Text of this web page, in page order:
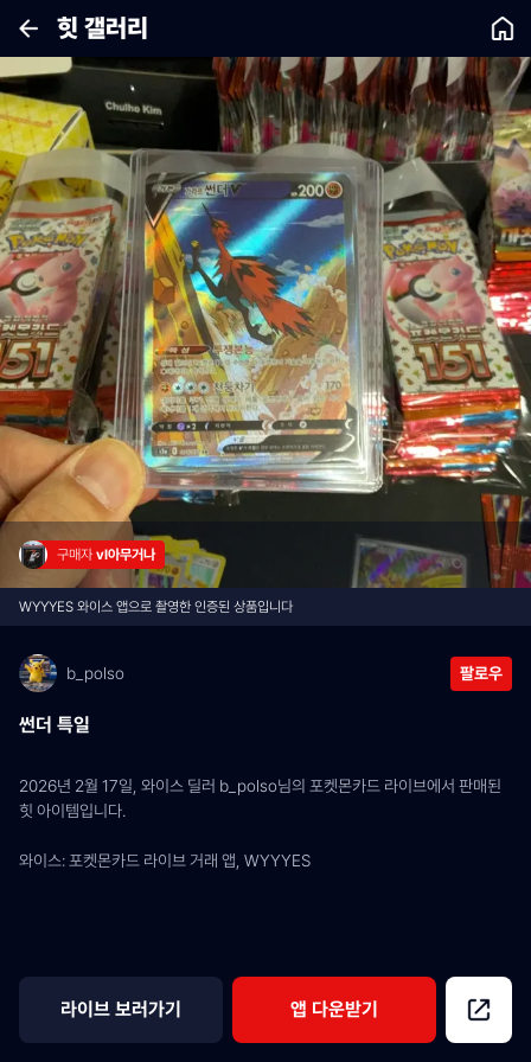
힛 갤러리
구매자 vl아무거나
WYYYES 와이스 앱으로 촬영한 인증된 상품입니다
b_polso 팔로우
썬더 특일
2026년 2월 17일, 와이스 딜러 b_polso님의 포켓몬카드 라이브에서 판매된
힛 아이템입니다.
와이스: 포켓몬카드 라이브 거래 앱, WYYYES
라이브 보러가기 앱 다운받기